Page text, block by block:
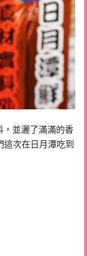
並灑了滿滿的香
次在日月潭吃到